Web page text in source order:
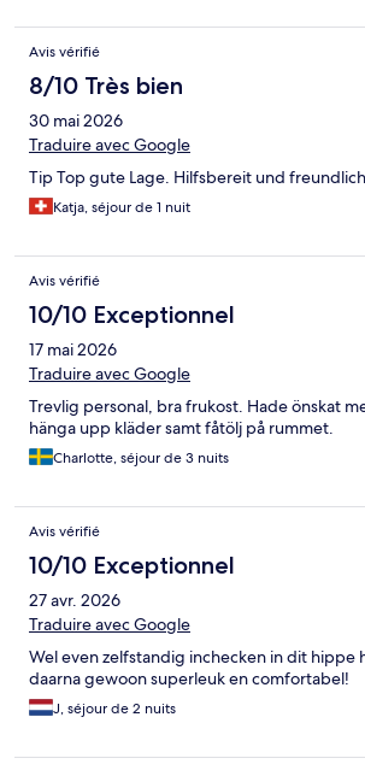
Avis vérifié
8/10 Très bien
30 mai 2026
Traduire avec Google
Tip Top gute Lage. Hilfsbereit und
Katja, séjour de 1 nuit
Avis vérifié
10/10 Exceptionnel
17 mai 2026
Traduire avec Google
Trevlig personal, bra frukost. Hade önskat
hänga upp kläder samt fåtölj på rummet.
Charlotte, séjour de 3 nuits
Avis vérifié
10/10 Exceptionnel
27 avr. 2026
Traduire avec Google
Wel even zelfstandig inchecken in dit hippe
daarna gewoon superleuk en comfortabel!
J, séjour de 2 nuits